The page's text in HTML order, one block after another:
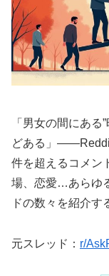
「男女の間にある
どある」
件を超えるコメン
場、恋愛…あらゆ
ドの数々を紹介す
元スレッド： r/